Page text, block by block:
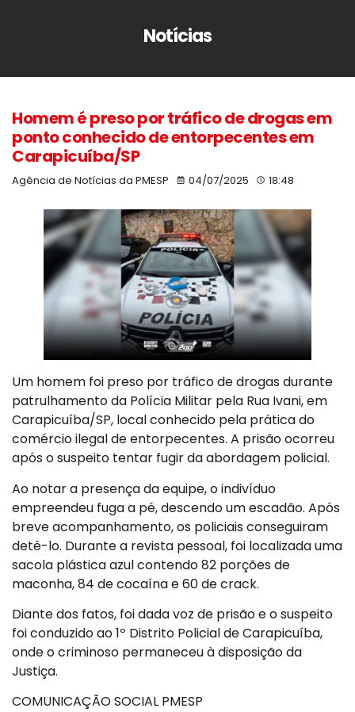
Notícias
Homem é preso por tráfico de drogas em
ponto conhecido de entorpecentes em
Carapicuíba/SP
Agência de Notícias da PMESP 04/07/2025 18:48
Um homem foi preso por tráfico de drogas durante
patrulhamento da Polícia Militar pela Rua Ivani, em
Carapicuíba/SP, local conhecido pela prática do
comércio ilegal de entorpecentes. A prisão ocorreu
após o suspeito tentar fugir da abordagem policial.
Ao notar a presença da equipe, o indivíduo
empreendeu fuga a pé, descendo um escadão. Após
breve acompanhamento, os policiais conseguiram
detê-lo. Durante a revista pessoal, foi localizada uma
sacola plástica azul contendo 82 porções de
maconha, 84 de cocaína e 60 de crack.
Diante dos fatos, foi dada voz de prisão e o suspeito
foi conduzido ao 1º Distrito Policial de Carapicuíba,
onde o criminoso permaneceu à disposição da
Justiça.
COMUNICAÇÃO SOCIAL PMESP